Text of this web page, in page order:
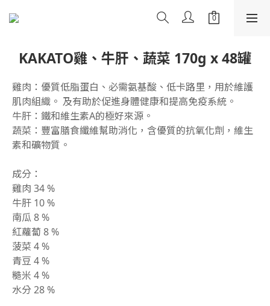
KAKATO雞、牛肝、蔬菜 170g x 48罐
雞肉：優質低脂蛋白、必需氨基酸、低卡路里，用於維護
肌肉組織。 及有助於促進身體健康和提高免疫系統。
牛肝：鐵和維生素A的極好來源。
蔬菜：豐富膳食纖維幫助消化，含優質的抗氧化劑，維生
素和礦物質。
成分：
雞肉 34 %
牛肝 10 %
南瓜 8 %
紅蘿蔔 8 %
菠菜 4 %
青豆 4 %
糙米 4 %
水分 28 %